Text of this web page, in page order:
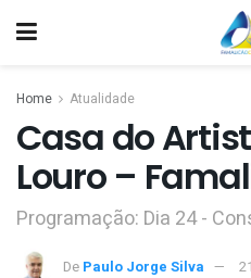
Home Atualidade
Casa do
Louro –
Programação: Dia 24 -
De Paulo Jorge Silva